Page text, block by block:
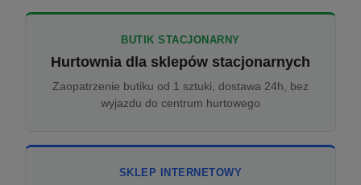
BUTIK STACJONARNY
Hurtownia dla sklepów stacjonarnych
Zaopatrzenie butiku od 1 sztuki, dostawa 24h, bez
wyjazdu do centrum hurtowego
SKLEP INTERNETOWY